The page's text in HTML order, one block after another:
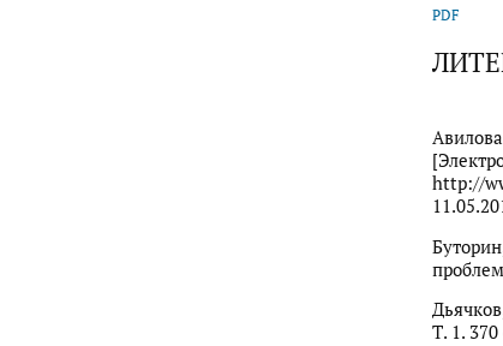
PDF
http://
Т. 1. 370